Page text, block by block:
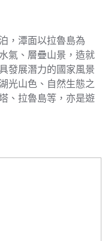
，潭面以拉魯島為
氣、層疊山景，造就
發展潛力的國家風景
光山色、自然生態之
、拉魯島等，亦是遊